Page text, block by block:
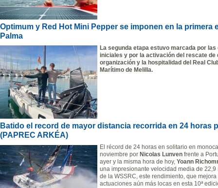
Optimum y Red Hot Mini Pepper se imponen en la primera
Palma
La segunda etapa estuvo marcada por
iniciales y por la activación del rescate de
organización y la hospitalidad del Real
Marítimo de Melilla.
Batido el record de mayor distancia recorrida en 24 horas
(PAPREC ARKÉA)
El récord de 24 horas en solitario en
noviembre por Nicolas Lunven frente a
ayer y la misma hora de hoy, Yoann
una impresionante velocidad media de
de la WSSRC, este rendimiento, que
actuaciones aún más locas en esta 10ª